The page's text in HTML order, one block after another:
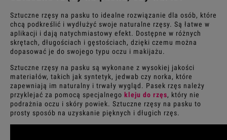
Sztuczne rzęsy na pasku to idealne rozwiązanie dla osób, które
chcą podkreślić i wydłużyć swoje naturalne rzęsy. Są łatwe w
aplikacji i dają natychmiastowy efekt. Dostępne w różnych
skrętach, długościach i gęstościach, dzięki czemu można
dopasować je do swojego typu oczu i makijażu.
Sztuczne rzęsy na pasku są wykonane z wysokiej jakości
materiałów, takich jak syntetyk, jedwab czy norka, które
zapewniają im naturalny i trwały wygląd. Pasek rzęs należy
przyklejać za pomocą specjalnego kleju do rzęs, który nie
podrażnia oczu i skóry powiek. Sztuczne rzęsy na pasku to
prosty sposób na uzyskanie pięknych i długich rzęs.